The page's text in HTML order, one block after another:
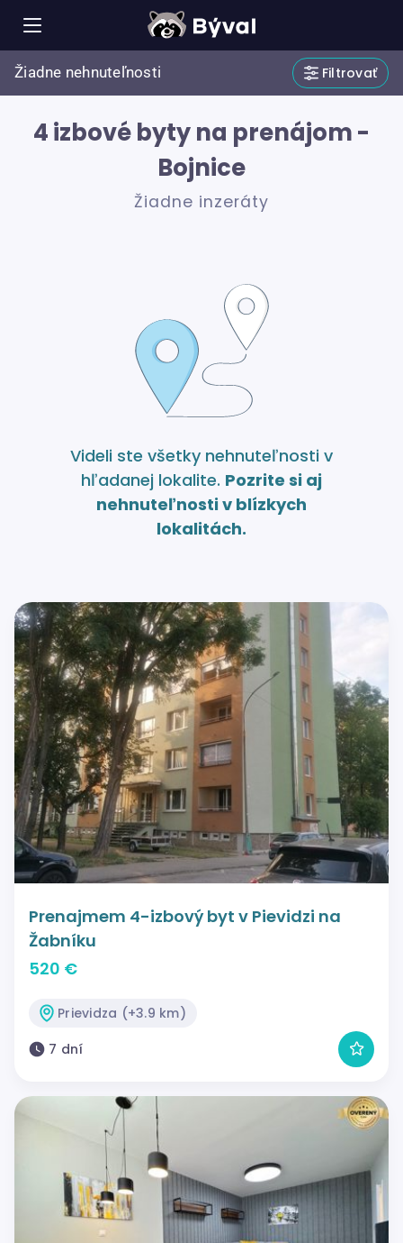
Žiadne nehnuteľnosti Filtrovať
4 izbové byty na prenájom -
Bojnice
Žiadne inzeráty
Videli ste všetky nehnuteľnosti v
hľadanej lokalite. Pozrite si aj
nehnuteľnosti v blízkych
lokalitách.
Prenajmem 4-izbový byt v Pievidzi na
Žabníku
520 €
Prievidza (+3.9 km)
7 dní